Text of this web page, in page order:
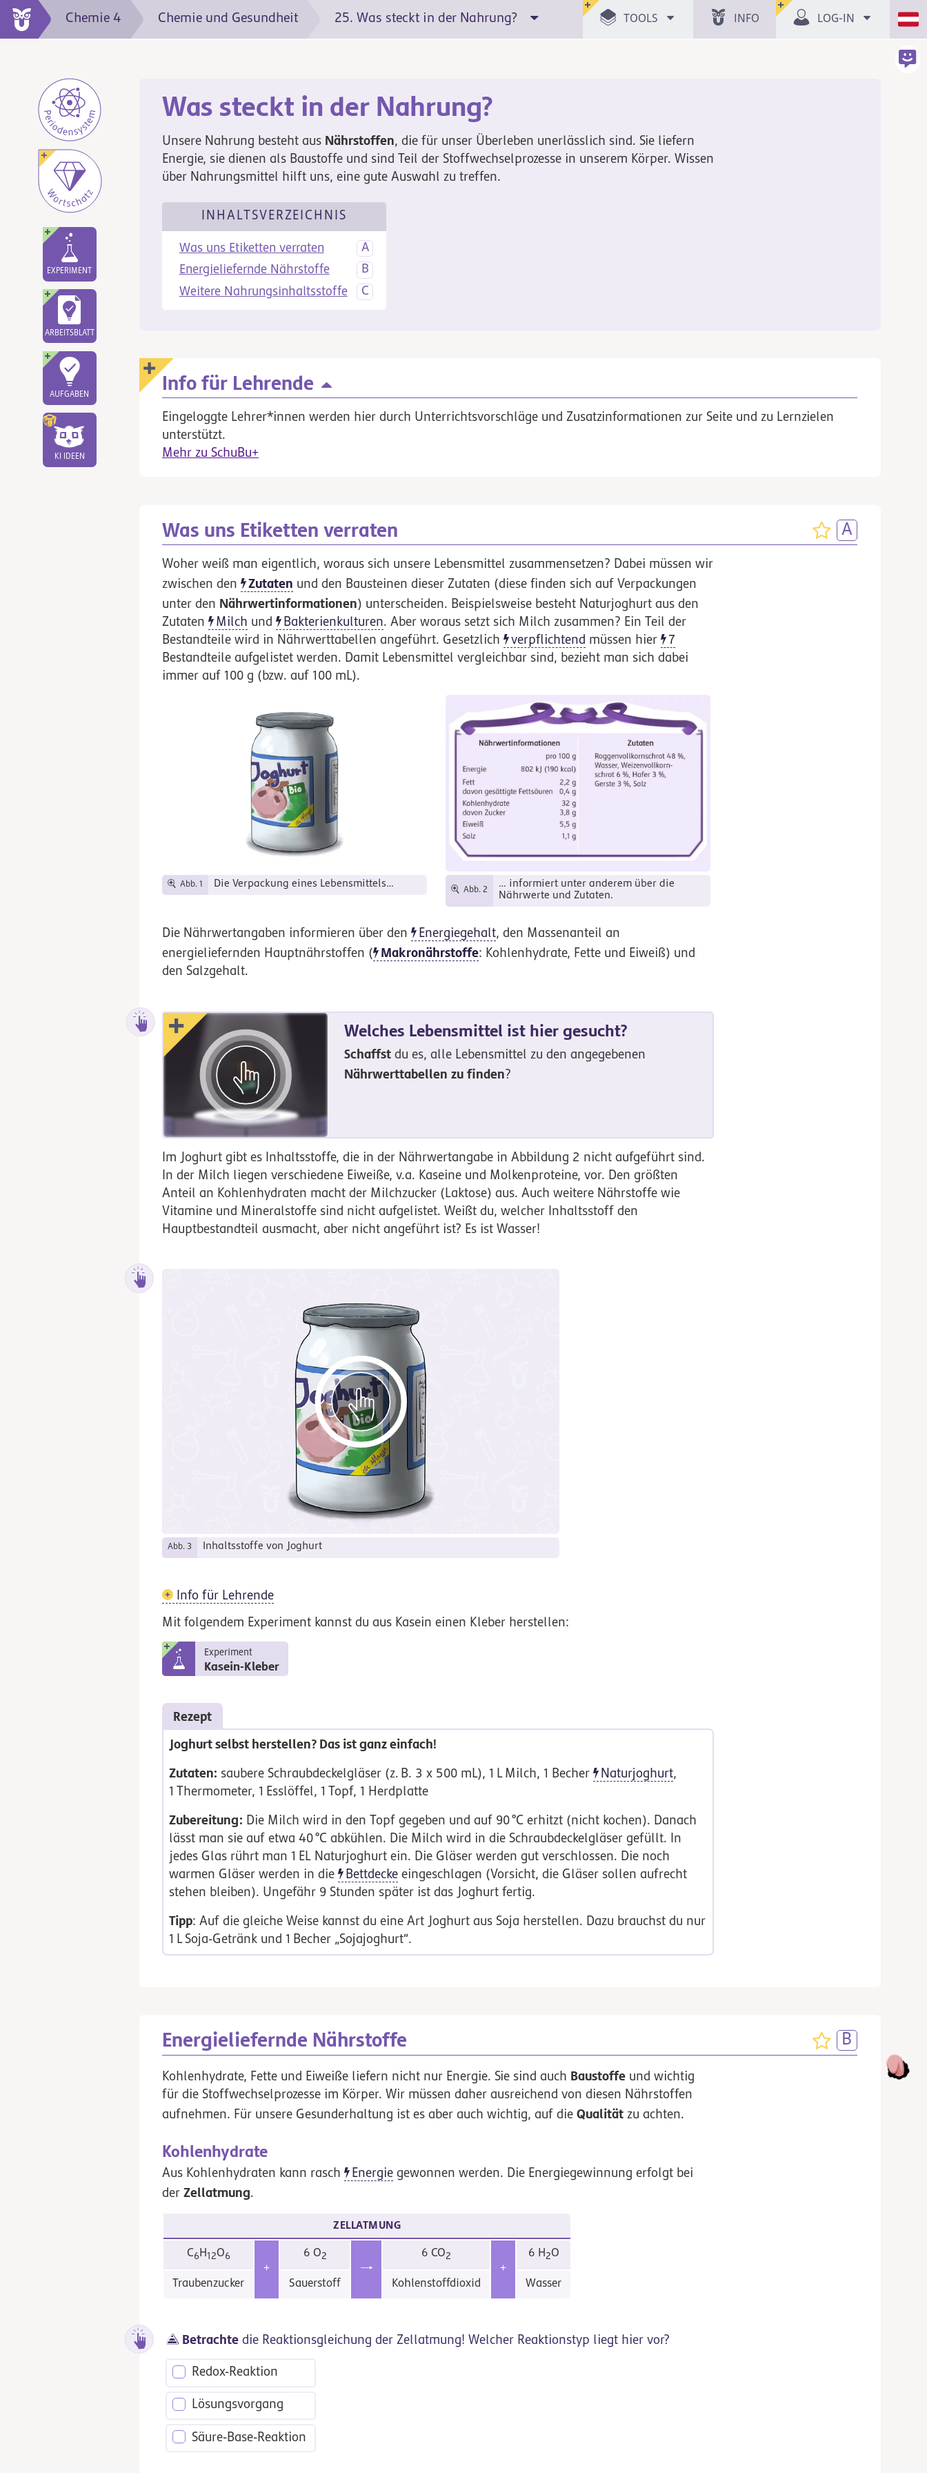
Was steckt in der Nahrung?
Unsere Nahrung besteht aus Nährstoffen, die für unser Überleben unerlässlich sind. Sie liefern
Energie, sie dienen als Baustoffe und sind Teil der Stoffwechselprozesse in unserem Körper. Wissen
über Nahrungsmittel hilft uns, eine gute Auswahl zu treffen.
INHALTSVERZEICHNIS
Was uns Etiketten verraten
Energieliefernde Nährstoffe
Weitere Nahrungsinhaltsstoffe
Info für Lehrende
Eingeloggte Lehrer*innen werden hier durch Unterrichtsvorschläge und Zusatzinformationen zur Seite und zu Lernzielen
unterstützt.
Mehr zu SchuBu+
Was uns Etiketten verraten
Woher weiß man eigentlich, woraus sich unsere Lebensmittel zusammensetzen? Dabei müssen wir
zwischen den Zutaten und den Bausteinen dieser Zutaten (diese finden sich auf Verpackungen
unter den Nährwertinformationen) unterscheiden. Beispielsweise besteht Naturjoghurt aus den
Zutaten
Milch und Bakterienkulturen. Aber woraus setzt sich Milch zusammen? Ein Teil der
Bestandteile wird in Nährwerttabellen angeführt. Gesetzlich verpflichtend müssen hier
7
Bestandteile aufgelistet werden. Damit Lebensmittel vergleichbar sind, bezieht man sich dabei
immer auf 100 g (bzw. auf 100 mL).
Abb. 1 Die Verpackung eines Lebensmittels…
Abb. 2
… informiert unter anderem über die
Nährwerte und Zutaten.
Die Nährwertangaben informieren über den Energiegehalt, den Massenanteil an
energieliefernden Hauptnährstoffen (
Makronährstoffe: Kohlenhydrate, Fette und Eiweiß) und
den Salzgehalt.
Welches Lebensmittel ist hier gesucht?
Schaffst du es, alle Lebensmittel zu den angegebenen
Nährwerttabellen zu finden ?
Im Joghurt gibt es Inhaltsstoffe, die in der Nährwertangabe in Abbildung 2 nicht aufgeführt sind.
In der Milch liegen verschiedene Eiweiße, v.a. Kaseine und Molkenproteine, vor. Den größten
Anteil an Kohlenhydraten macht der Milchzucker (Laktose) aus. Auch weitere Nährstoffe wie
Vitamine und Mineralstoffe sind nicht aufgelistet. Weißt du, welcher Inhaltsstoff den
Hauptbestandteil ausmacht, aber nicht angeführt ist? Es ist Wasser!
Abb. 3 Inhaltsstoffe von Joghurt
Info für Lehrende
Mit folgendem Experiment kannst du aus Kasein einen Kleber herstellen:
Experiment
Kasein-Kleber
Rezept
Joghurt selbst herstellen? Das ist ganz einfach!
Zutaten: saubere Schraubdeckelgläser (z. B. 3 x 500 mL), 1 L Milch, 1 Becher Naturjoghurt,
1 Thermometer, 1 Esslöffel, 1 Topf, 1 Herdplatte
Zubereitung: Die Milch wird in den Topf gegeben und auf 90°C erhitzt (nicht kochen). Danach
lässt man sie auf etwa 40°C abkühlen. Die Milch wird in die Schraubdeckelgläser gefüllt. In
jedes Glas rührt man 1 EL Naturjoghurt ein. Die Gläser werden gut verschlossen. Die noch
warmen Gläser werden in die
Bettdeckeeingeschlagen (Vorsicht, die Gläser sollen aufrecht
stehen bleiben). Ungefähr 9 Stunden später ist das Joghurt fertig.
Tipp: Auf die gleiche Weise kannst du eine Art Joghurt aus Soja herstellen. Dazu brauchst du nur
1 L Soja-Getränk und 1 Becher „Sojajoghurt“.
Energieliefernde Nährstoffe
Kohlenhydrate, Fette und Eiweiße liefern nicht nur Energie. Sie sind auch Baustoffe und wichtig
für die Stoffwechselprozesse im Körper. Wir müssen daher ausreichend von diesen Nährstoffen
aufnehmen. Für unsere Gesunderhaltung ist es aber auch wichtig, auf dieQualität zu achten.
Kohlenhydrate
Aus Kohlenhydraten kann rasch Energie gewonnen werden. Die Energiegewinnung erfolgt bei
derZellatmung.
ZELLATMUNG
C6H 12O6
+
6 O2 6 CO2
+
6 H2O
Traubenzucker Sauerstoff Kohlenstoffdioxid Wasser
Betrachte die Reaktionsgleichung der Zellatmung! Welcher Reaktionstyp liegt hier vor?
Redox-Reaktion
Lösungsvorgang
Säure-Base-Reaktion
EXPERIMENT
ARBEITSBLATT
AUFGABEN
KI IDEEN
Chemie 4 Chemie und Gesundheit 25. Was steckt in der Nahrung? TOOLS INFO LOG-IN